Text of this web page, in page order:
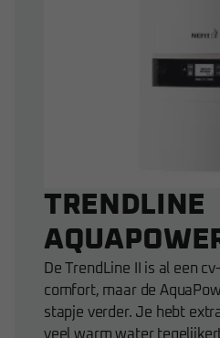
TRENDLINE
De TrendLine II is al een
comfort, maar de
stapje verder. Je hebt
veel warm water